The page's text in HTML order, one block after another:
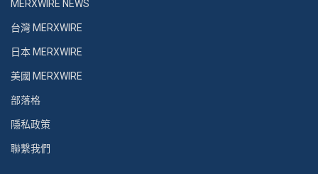
MERXWIRE NEWS
台灣 MERXWIRE
日本 MERXWIRE
美國 MERXWIRE
部落格
隱私政策
聯繫我們